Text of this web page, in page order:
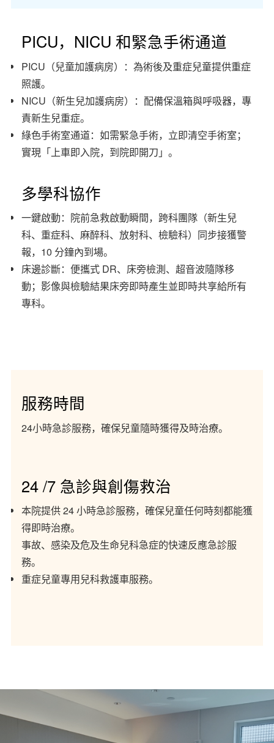
PICU，NICU 和緊急手術通道
PICU（兒童加護病房）：為術後及重症兒童提供重症
照護。
NICU（新生兒加護病房）：配備保溫箱與呼吸器，專
責新生兒重症。
綠色手術室通道：如需緊急手術，立即清空手術室；
實現「上車即入院，到院即開刀」。
多學科協作
一鍵啟動：院前急救啟動瞬間，跨科團隊（新生兒
科、重症科、麻醉科、放射科、檢驗科）同步接獲警
報，10 分鐘內到場。
床邊診斷：便攜式 DR、床旁檢測、超音波隨隊移
動；影像與檢驗結果床旁即時產生並即時共享給所有
專科。
服務時間
24小時急診服務，確保兒童隨時獲得及時治療。
24 /7 急診與創傷救治
本院提供 24 小時急診服務，確保兒童任何時刻都能獲
得即時治療。
事故、感染及危及生命兒科急症的快速反應急診服
務。
重症兒童專用兒科救護車服務。